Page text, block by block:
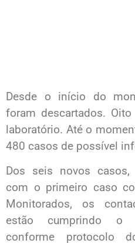
Desde o início do
foram descartados.
laboratório. Até o
480 casos de possível
Dos seis novos casos,
com o primeiro caso
Monitorados, os
estão cumprindo o
conforme protocolo